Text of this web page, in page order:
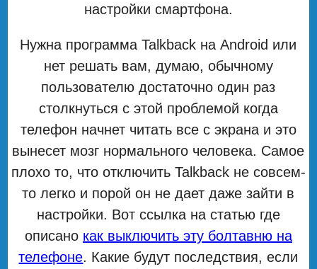
настройки смартфона.
Нужна программа Talkback на Android или
нет решать вам, думаю, обычному
пользователю достаточно один раз
столкнуться с этой проблемой когда
телефон начнет читать все с экрана и это
вынесет мозг нормального человека. Самое
плохо то, что отключить Talkback не совсем-
то легко и порой он не дает даже зайти в
настройки. Вот ссылка на статью где
описано как выключить эту болтавню на
телефоне. Какие будут последствия, если